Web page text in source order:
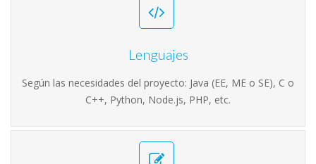
Lenguajes
Según las necesidades del proyecto: Java (EE, ME o SE), C o
C++, Python, Node.js, PHP, etc.